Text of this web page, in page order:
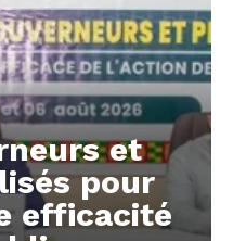
et
pour
efficacité